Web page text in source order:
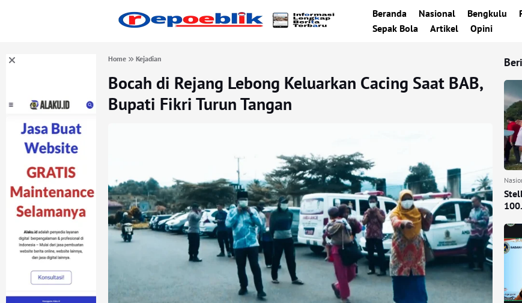
Beranda Nasional Bengkulu
Sepak Bola
Artikel Opini
Home Kejadian
Bocah di Rejang Lebong Keluarkan Cacing Saat BAB,
Bupati Fikri Turun Tangan